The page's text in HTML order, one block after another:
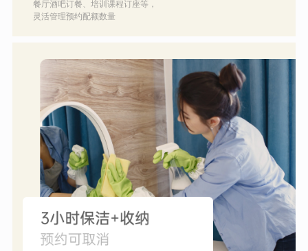
餐厅酒吧订餐、培训课程订座等，
灵活管理预约配额数量